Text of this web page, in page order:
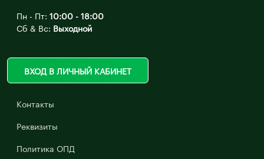
Пн - Пт: 10:00 - 18:00
Сб & Вс: Выходной
ВХОД В ЛИЧНЫЙ КАБИНЕТ
Контакты
Реквизиты
Политика ОПД